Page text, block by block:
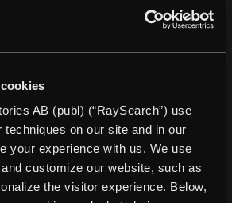
AB (publ) (“RaySearch”) use
on our site and in our
your experience with us. We use
customize our website, such as
the visitor experience. Below,
distributionsavtal för
2012